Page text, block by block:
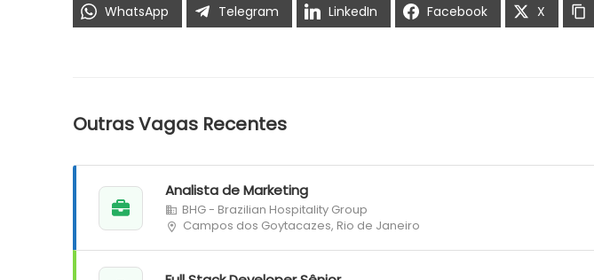
WhatsApp Telegram LinkedIn Facebook X
Outras Vagas Recentes
Analista de Marketing
BHG - Brazilian Hospitality Group
Campos dos Goytacazes, Rio de Janeiro